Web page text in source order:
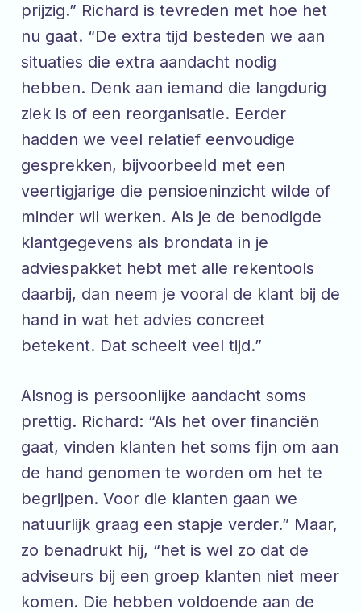
prijzig.” Richard is tevreden met hoe het
nu gaat. “De extra tijd besteden we aan
situaties die extra aandacht nodig
hebben. Denk aan iemand die langdurig
ziek is of een reorganisatie. Eerder
hadden we veel relatief eenvoudige
gesprekken, bijvoorbeeld met een
veertigjarige die pensioeninzicht wilde of
minder wil werken. Als je de benodigde
klantgegevens als brondata in je
adviespakket hebt met alle rekentools
daarbij, dan neem je vooral de klant bij de
hand in wat het advies concreet
betekent. Dat scheelt veel tijd.”
Alsnog is persoonlijke aandacht soms
prettig. Richard: “Als het over financiën
gaat, vinden klanten het soms fijn om aan
de hand genomen te worden om het te
begrijpen. Voor die klanten gaan we
natuurlijk graag een stapje verder.” Maar,
zo benadrukt hij, “het is wel zo dat de
adviseurs bij een groep klanten niet meer
komen. Die hebben voldoende aan de